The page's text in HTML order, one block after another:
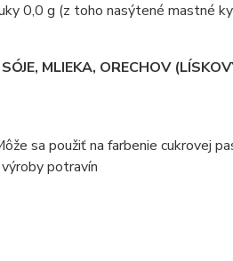
0,0 g (z toho nasýtené mastné
MLIEKA, ORECHOV
sa použiť na farbenie cukrovej
potravín